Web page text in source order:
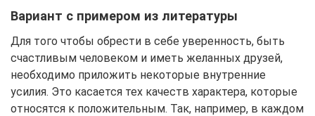
Вариант с примером из литературы
Для того чтобы обрести в себе уверенность, быть
счастливым человеком и иметь желанных друзей,
необходимо приложить некоторые внутренние
усилия. Это касается тех качеств характера, которые
относятся к положительным. Так, например, в каждом